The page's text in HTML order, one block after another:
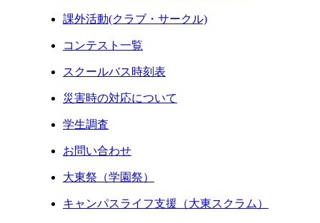
課外活動(クラブ・サークル)
コンテスト一覧
スクールバス時刻表
災害時の対応について
学生調査
お問い合わせ
大東祭（学園祭）
キャンパスライフ支援（大東スクラム）